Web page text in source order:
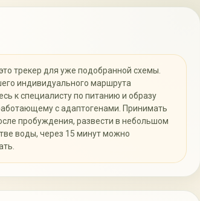
трекер для уже подобранной схемы.
индивидуального маршрута
к специалисту по питанию и образу
с адаптогенами. Принимать
пробуждения, развести в небольшом
воды, через 15 минут можно
13
КАП.
16
12
КАП.